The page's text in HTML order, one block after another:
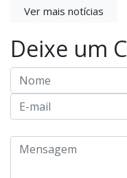
Ver mais notícias
Deixe um